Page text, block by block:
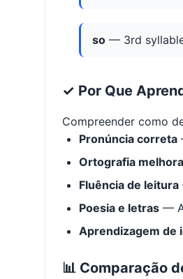
so — 3rd
✓ Por Que
Compreender como
Pronúncia correta
Ortografia
Fluência de leitura
Poesia e letras —
Aprendizagem de
📊 Comparação